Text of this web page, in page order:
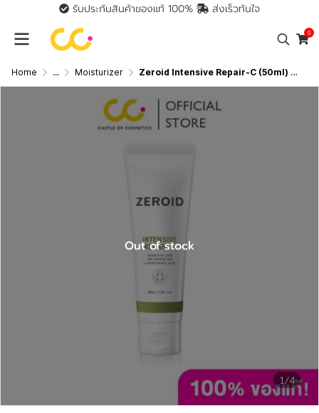
รับประกันสินค้าของแท้ 100% ส่งเร็วทันใจ
0
Home ... Moisturizer Zeroid Intensive Repair-C (50ml) ซีรอย มอยส์เจอร์ไรเซอร์ เพื่อผิวแห้งมาก ฟื้นฟูผิวกระจ่างใส
1/4
Out of stock